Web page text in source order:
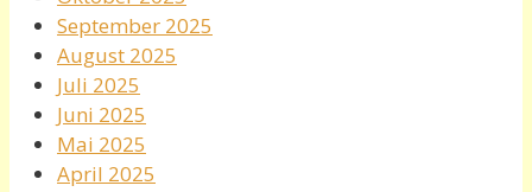
September 2025
August 2025
Juli 2025
Juni 2025
Mai 2025
April 2025